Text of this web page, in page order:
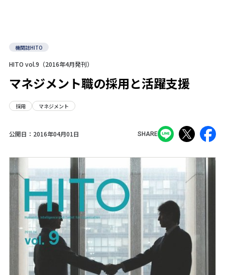
機関誌HITO
HITO vol.9（2016年4月発刊）
マネジメント職の採用と活躍支援
採用 マネジメント
公開日： 2016年04月01日 SHARE